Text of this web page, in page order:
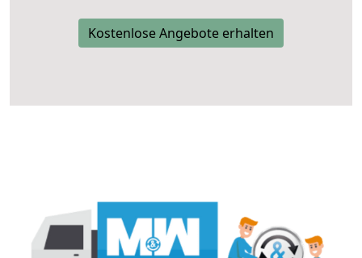
Kostenlose Angebote erhalten